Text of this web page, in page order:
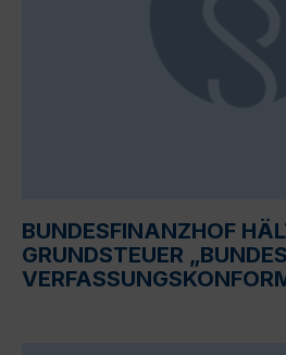
BUNDESFINANZHOF
GRUNDSTEUER